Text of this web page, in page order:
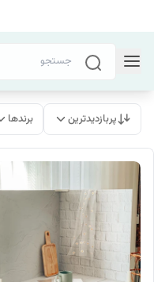
پربازدیدترین برندها